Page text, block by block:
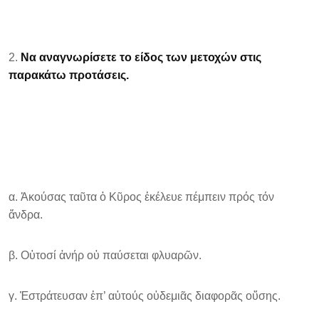
Να αναγνωρίσετε το είδος των μετοχών στις
παρακάτω προτάσεις.
α. Ἀκούσας ταῦτα ὁ Κῦρος ἐκέλευε πέμπειν πρός τόν
ἄνδρα.
β. Οὑτοσί ἀνήρ οὐ παύσεται φλυαρῶν.
γ. Ἐστράτευσαν ἐπ’ αὐτούς οὐδεμιᾶς διαφορᾶς οὔσης.